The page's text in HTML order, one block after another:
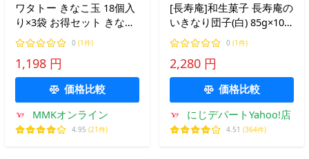
ワタトー きなこ玉 18個入
り×3袋 お得セット きな粉
たっぷり 和菓子 老舗 あん
こ きな粉棒 おやつ
0 (1件)
1,198 円
価格比較
MMKオンライン
4.95 (21件)
[長寿庵]和生菓子 長寿庵の
いきなり団子(白) 85g×10
個/熊本県/いきなり団子/和
菓子/郷土菓子/芋/餡/長寿
庵/食べ応え/美味しい/冷
凍/お取り寄せ/白餡/小豆
0 (1件)
2,280 円
価格比較
にじデパートYahoo!店
4.51 (364件)